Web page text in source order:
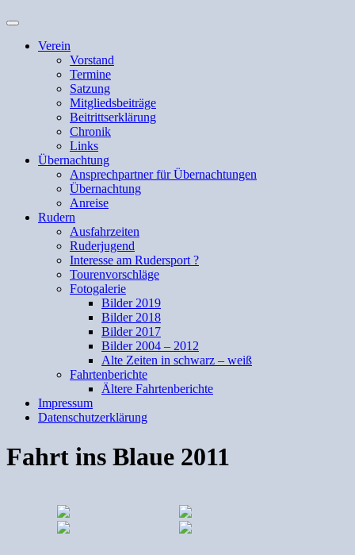
Suchfeld
ein-/ausblenden
Verein
Vorstand
Termine
Satzung
Mitgliedsbeiträge
Beitrittserklärung
Chronik
Links
Übernachtung
Ansprechpartner für Übernachtungen
Übernachtung
Anreise
Rudern
Ausfahrzeiten
Ruderjugend
Interesse am Rudersport ?
Tourenvorschläge
Fotogalerie
Bilder 2019
Bilder 2018
Bilder 2017
Bilder 2004 – 2012
Alte Zeiten in schwarz – weiß
Fahrtenberichte
Ältere Fahrtenberichte
Impressum
Datenschutzerklärung
Fahrt ins Blaue 2011